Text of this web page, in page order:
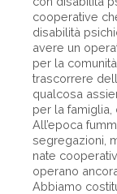
cooperative
disabilità
avere un
per la
trascorrere
qualcosa
per la famiglia,
All’epoca
segregazioni,
nate
operano
Abbiamo